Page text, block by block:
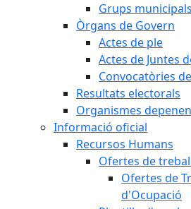
Grups municipals
Òrgans de Govern
Actes de ple
Actes de Juntes
Convocatòries
Resultats electorals
Organismes
Informació oficial
Recursos Humans
Ofertes de
Ofertes de
d'Ocupació